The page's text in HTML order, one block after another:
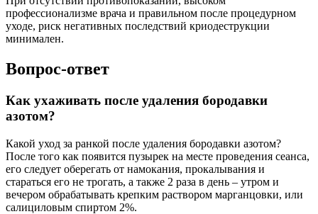
профессионализме врача и правильном после процедурном
уходе, риск негативных последствий криодеструкции
минимален.
Вопрос-ответ
Как ухаживать после удаления бородавки
азотом?
Какой уход за ранкой после удаления бородавки азотом?
После того как появится пузырек на месте проведения сеанса,
его следует оберегать от намокания, прокалывания и
стараться его не трогать, а также 2 раза в день – утром и
вечером обрабатывать крепким раствором марганцовки, или
салициловым спиртом 2%.